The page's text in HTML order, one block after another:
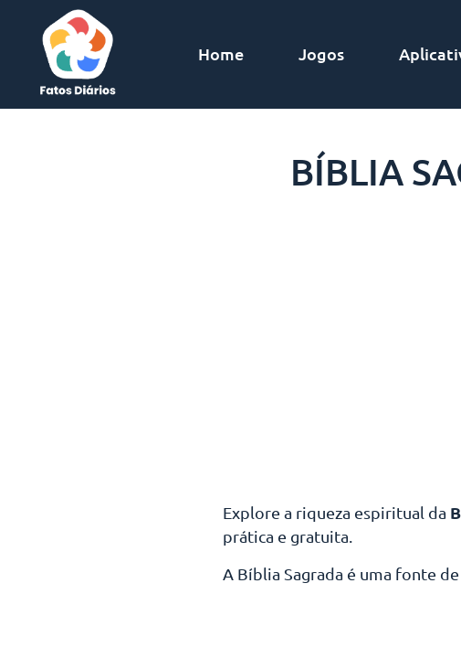
Home Jogos
BÍBLIA
Explore a riqueza espiritual da
prática e gratuita.
A Bíblia Sagrada é uma fonte